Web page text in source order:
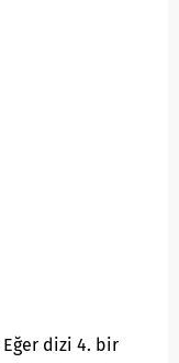
Eğer dizi 4. bir